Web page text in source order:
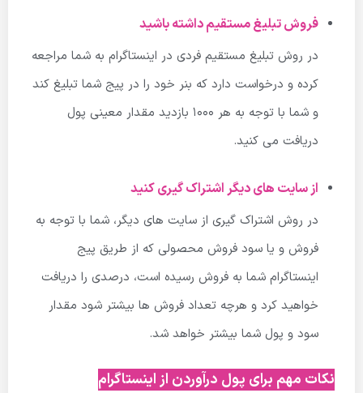
فروش تبلیغ مستقیم داشته باشید
در روش تبلیغ مستقیم فردی در اینستاگرام به شما مراجعه
کرده و درخواست دارد که بنر خود را در پیج شما تبلیغ کند
و شما با توجه به هر ۱۰۰۰ بازدید مقدار معینی پول
دریافت می کنید.
از سایت های دیگر اشتراک گیری کنید
در روش اشتراک گیری از سایت های دیگر، شما با توجه به
فروش و یا سود فروش محصولی که از طریق پیج
اینستاگرام شما به فروش رسیده است، درصدی را دریافت
خواهید کرد و هرچه تعداد فروش ها بیشتر شود مقدار
سود و پول شما بیشتر خواهد شد.
نکات مهم برای پول درآوردن از اینستاگرام